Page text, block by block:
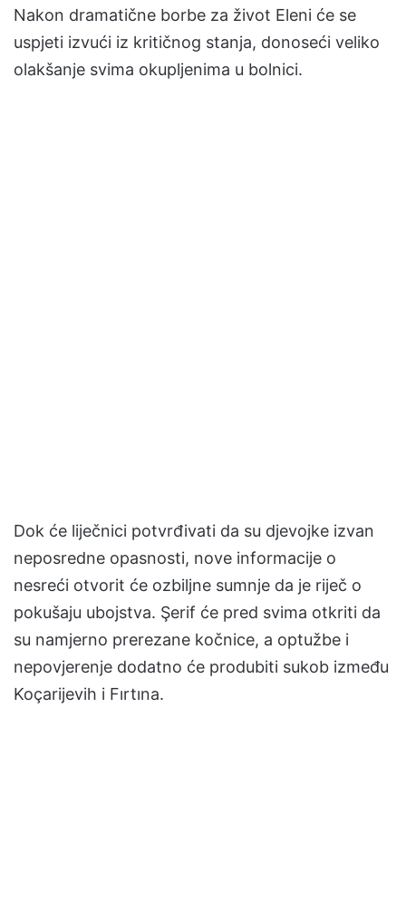
Nakon dramatične borbe za život Eleni će se
uspjeti izvući iz kritičnog stanja, donoseći veliko
olakšanje svima okupljenima u bolnici.
Dok će liječnici potvrđivati da su djevojke izvan
neposredne opasnosti, nove informacije o
nesreći otvorit će ozbiljne sumnje da je riječ o
pokušaju ubojstva. Şerif će pred svima otkriti da
su namjerno prerezane kočnice, a optužbe i
nepovjerenje dodatno će produbiti sukob između
Koçarijevih i Fırtına.